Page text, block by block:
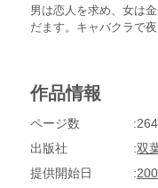
男は恋人を求め、女は
だます。キャバクラで
垣間見る。男と女が織
作品情報
ページ数
出版社
双
提供開始日